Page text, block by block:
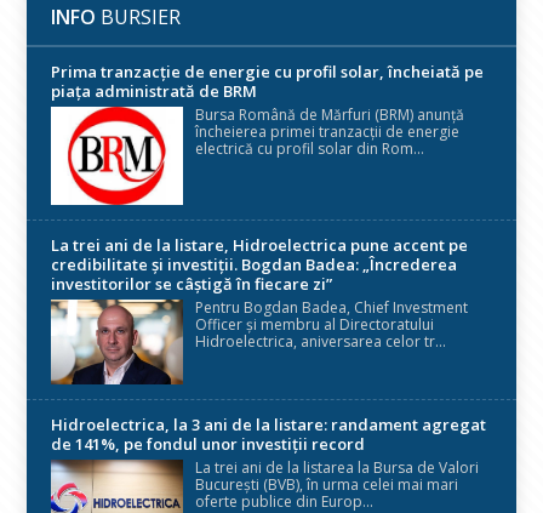
INFO BURSIER
Prima tranzacție de energie cu profil solar, încheiată pe
piața administrată de BRM
Bursa Română de Mărfuri (BRM) anunță
încheierea primei tranzacții de energie
electrică cu profil solar din Rom...
La trei ani de la listare, Hidroelectrica pune accent pe
credibilitate și investiții. Bogdan Badea: „Încrederea
investitorilor se câștigă în fiecare zi”
Pentru Bogdan Badea, Chief Investment
Officer și membru al Directoratului
Hidroelectrica, aniversarea celor tr...
Hidroelectrica, la 3 ani de la listare: randament agregat
de 141%, pe fondul unor investiții record
La trei ani de la listarea la Bursa de Valori
București (BVB), în urma celei mai mari
oferte publice din Europ...